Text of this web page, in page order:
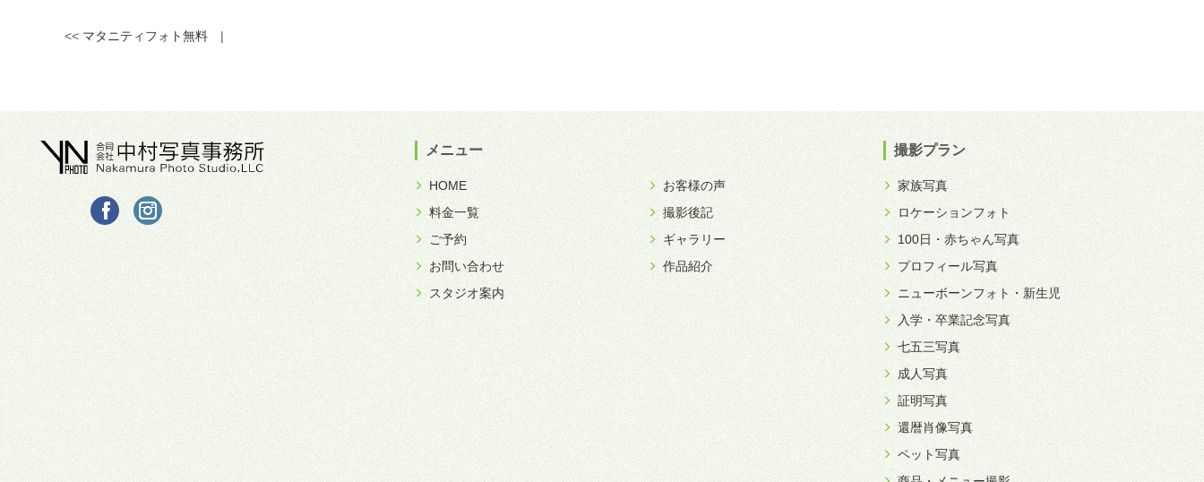
<< マタニティフォト無料 |
撮影プラン
家族写真
ロケーションフォト
100日・赤ちゃん写真
プロフィール写真
ニューボーンフォト・新生児
入学・卒業記念写真
七五三写真
成人写真
証明写真
還暦肖像写真
ペット写真
メニュー
HOME
料金一覧
ご予約
お問い合わせ
スタジオ案内
お客様の声
撮影後記
ギャラリー
作品紹介